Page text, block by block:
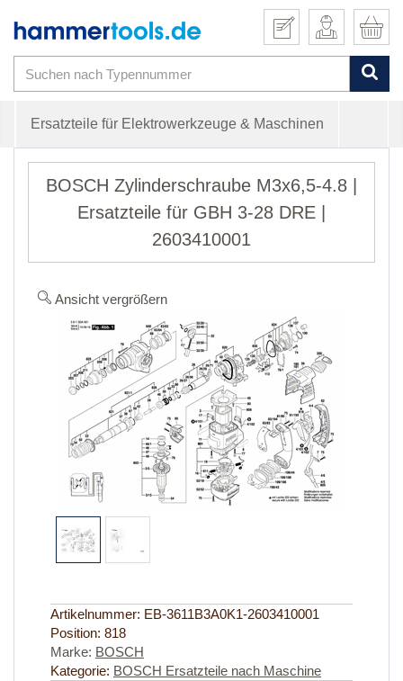
Ersatzteile für Elektrowerkzeuge & Maschinen
BOSCH Zylinderschraube M3x6,5-4.8 |
Ersatzteile für GBH 3-28 DRE |
2603410001
Ansicht vergrößern
Artikelnummer: EB-3611B3A0K1-2603410001
Position: 818
Marke: BOSCH
Kategorie: BOSCH Ersatzteile nach Maschine